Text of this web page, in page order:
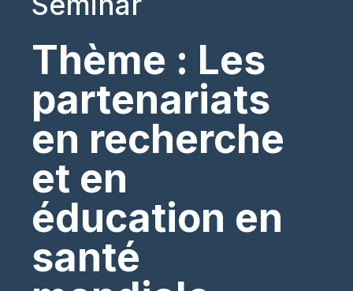
Thème : Les
partenariats
en recherche
et en
éducation en
santé